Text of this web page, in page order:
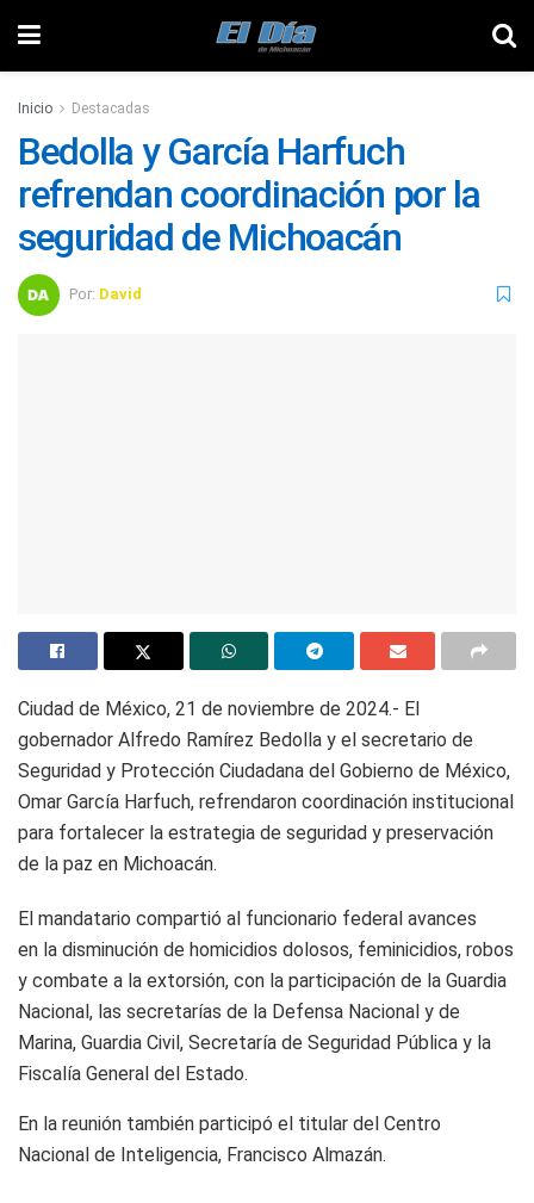
Inicio Destacadas
Bedolla y García Harfuch
refrendan coordinación por la
seguridad de Michoacán
Por: David
Ciudad de México, 21 de noviembre de 2024.- El
gobernador Alfredo Ramírez Bedolla y el secretario de
Seguridad y Protección Ciudadana del Gobierno de México,
Omar García Harfuch, refrendaron coordinación institucional
para fortalecer la estrategia de seguridad y preservación
de la paz en Michoacán.
El mandatario compartió al funcionario federal avances
en la disminución de homicidios dolosos, feminicidios, robos
y combate a la extorsión, con la participación de la Guardia
Nacional, las secretarías de la Defensa Nacional y de
Marina, Guardia Civil, Secretaría de Seguridad Pública y la
Fiscalía General del Estado.
En la reunión también participó el titular del Centro
Nacional de Inteligencia, Francisco Almazán.